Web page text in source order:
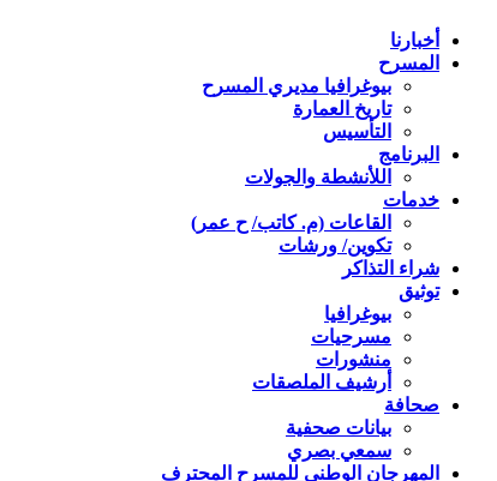
أخبارنا
المسرح
بيوغرافيا مديري المسرح
تاريخ العمارة
التأسيس
البرنامج
اللأنشطة والجولات
خدمات
القاعات (م. كاتب/ ح عمر)
تكوين/ ورشات
شراء التذاكر
توثيق
بيوغرافيا
مسرحيات
منشورات
أرشيف الملصقات
صحافة
بيانات صحفية
سمعي بصري
المهرجان الوطني للمسرح المحترف